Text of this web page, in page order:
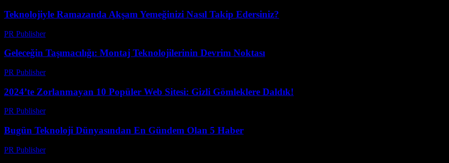
Teknolojiyle Ramazanda Akşam Yemeğinizi Nasıl Takip Edersiniz?
PR Publisher-
Geleceğin Taşımacılığı: Montaj Teknolojilerinin Devrim Noktası
PR Publisher-
2024’te Zorlanmayan 10 Popüler Web Sitesi: Gizli Gömleklere Daldık!
PR Publisher-
Bugün Teknoloji Dünyasından En Gündem Olan 5 Haber
PR Publisher-